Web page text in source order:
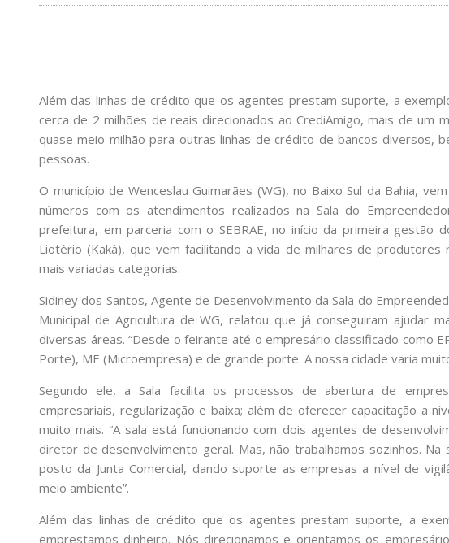
Além das linhas de crédito que os agentes prestam suporte, a
cerca de 2 milhões de reais direcionados ao CrediAmigo, mais de um
quase meio milhão para outras linhas de crédito de bancos diversos,
pessoas.
O município de Wenceslau Guimarães (WG), no Baixo Sul da Bahia,
números com os atendimentos realizados na Sala do
prefeitura, em parceria com o SEBRAE, no início da primeira gestão
Liotério (Kaká), que vem facilitando a vida de milhares de produtores
mais variadas categorias.
Sidiney dos Santos, Agente de Desenvolvimento da Sala do
Municipal de Agricultura de WG, relatou que já conseguiram ajudar
diversas áreas. “Desde o feirante até o empresário classificado como
Porte), ME (Microempresa) e de grande porte. A nossa cidade varia
Segundo ele, a Sala facilita os processos de abertura de
empresariais, regularização e baixa; além de oferecer capacitação a
muito mais. “A sala está funcionando com dois agentes de
diretor de desenvolvimento geral. Mas, não trabalhamos sozinhos. Na
posto da Junta Comercial, dando suporte as empresas a nível de
meio ambiente”.
Além das linhas de crédito que os agentes prestam suporte, a
emprestamos dinheiro. Nós direcionamos e orientamos os